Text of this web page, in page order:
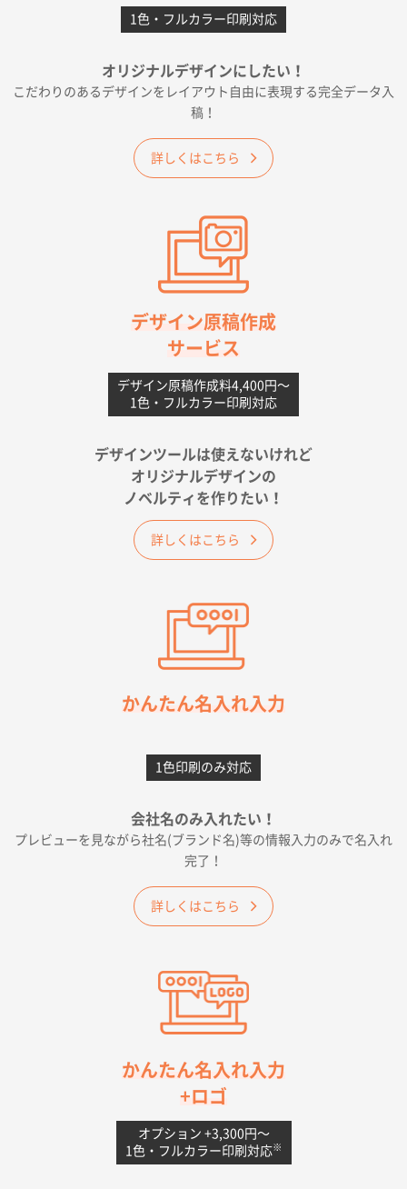
千葉県A社様
2026年06月19日 09:41
価格 大丈夫そうな会社に見えた
大阪府のお客様
A4フルカラークリアファイル1000枚
【ポリ】特別ご注文ページ1000枚
2026年06月08日 17:38
対応の速さ、丁寧さ、提案など
不織布フラットバッグ（A4縦サイズ）1000枚
2026年05月25日 15:10
が決め手です
佐賀県A社様
2026年05月23日 16:24
希望の商品（今回発注分）が一番安かったため
ワンポイント箔押し紙袋 M横サイズ(A4対応)
2026年05月21日 12:56
300枚
2026年05月19日 12:05
大阪府E社様
ワンポイントポリ袋 A4サイズ
2026年04月25日 17:53
納期が早そうだった
ワンポイントポリ袋 A4サイズ(黒)
お値打ちだったので
茨城県G社様
300枚
値段と注文のしやすさ
1色・フルカラー印刷対応
オリジナルデザインにしたい！
こだわりのあるデザインをレイアウト自由に表現する完全データ入
稿！
詳しくはこちら
デザイン原稿作成
サービス
デザイン原稿作成料4,400円〜
1色・フルカラー印刷対応
デザインツールは使えないけれど
オリジナルデザインの
ノベルティを作りたい！
詳しくはこちら
かんたん名入れ入力
1色印刷のみ対応
会社名のみ入れたい！
プレビューを見ながら社名(ブランド名)等の情報入力のみで名入れ
完了！
詳しくはこちら
かんたん名入れ入力
+ロゴ
オプション +3,300円〜
1色・フルカラー印刷対応※